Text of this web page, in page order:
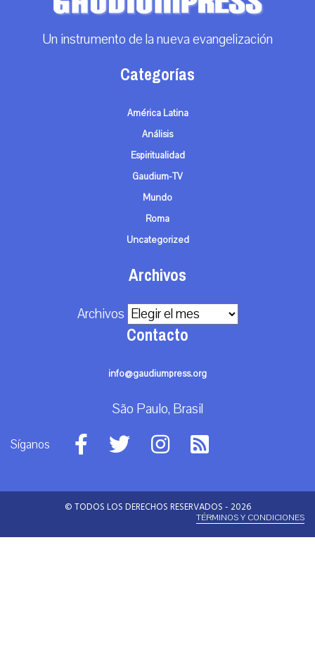
Un instrumento de la nueva evangelización
Categorías
América Latina
Análisis
Espiritualidad
Gaudium-TV
Mundo
Roma
Uncategorized
Archivos
Archivos
Contacto
info@gaudiumpress.org
São Paulo, Brasil
Síganos
© TODOS LOS DERECHOS RESERVADOS - 2026
TÉRMINOS Y CONDICIONES